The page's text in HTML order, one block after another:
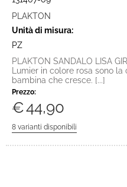
PLAKTON
Unità di misura:
PZ
PLAKTON SANDALO LISA
Lumier in colore rosa sono
bambina che cresce. [...]
Prezzo:
€44,90